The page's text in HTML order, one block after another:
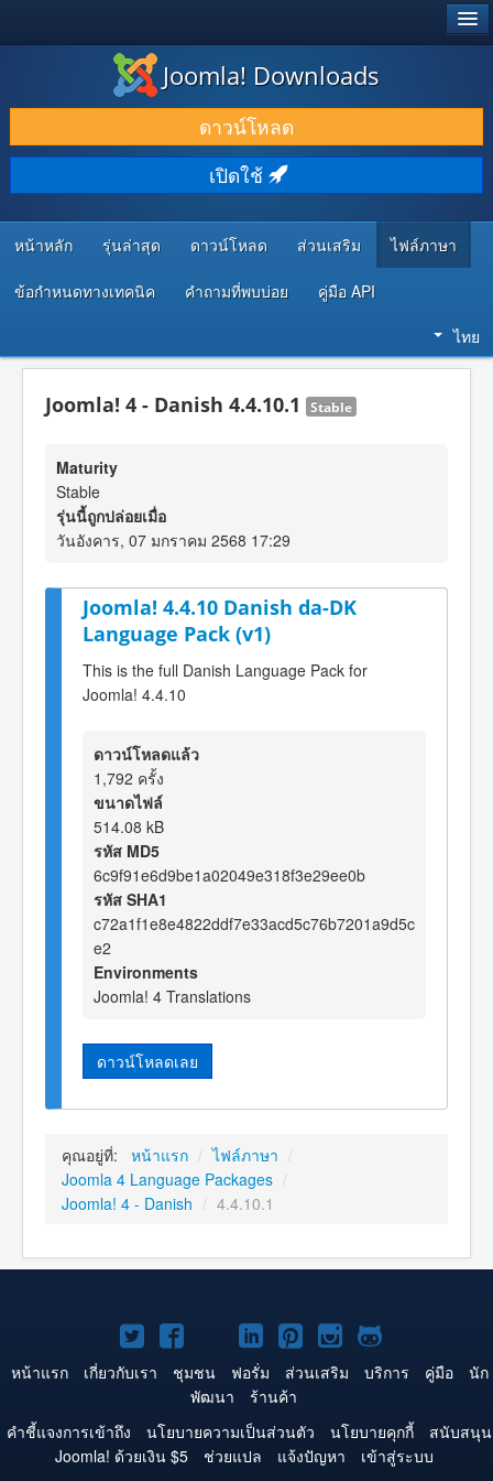
ดาวน์โหลด & ส่วนเสริม
ค้นคว้า & เรียนรู้
ชุมชน & สนับสนุน
ทรัพยากรสำหรับนักพัฒนา
Joomla! Downloads
ดาวน์โหลด
เปิดใช้
หน้าหลัก รุ่นล่าสุด ดาวน์โหลด ส่วนเสริม ไฟล์ภาษา
ข้อกำหนดทางเทคนิค คำถามที่พบบ่อย คู่มือ API
ไทย
Joomla! 4 - Danish 4.4.10.1 Stable
Maturity
Stable
รุ่นนี้ถูกปล่อยเมื่อ
วันอังคาร, 07 มกราคม 2568 17:29
Joomla! 4.4.10 Danish da-DK
Language Pack (v1)
This is the full Danish Language Pack for
Joomla! 4.4.10
ดาวน์โหลดแล้ว
1,792 ครั้ง
ขนาดไฟล์
514.08 kB
รหัส MD5
6c9f91e6d9be1a02049e318f3e29ee0b
รหัส SHA1
c72a1f1e8e4822ddf7e33acd5c76b7201a9d5c
e2
Environments
Joomla! 4 Translations
ดาวน์โหลดเลย
คุณอยู่ที่: หน้าแรก / ไฟล์ภาษา /
Joomla 4 Language Packages /
Joomla! 4 - Danish / 4.4.10.1
Joomla!
บน
Twitter
Joomla!
บน
Facebook
Joomla!
บน
YouTube
Joomla!
บน
LinkedIn
Joomla!
บน
Pinterest
Joomla!
บน
Joomla!
บน
หน้าแรก เกี่ยวกับเรา ชุมชน ฟอรั่ม ส่วนเสริม บริการ คู่มือ
นัก
พัฒนา
ร้านค้า
คำชี้แจงการเข้าถึง
นโยบายความเป็นส่วนตัว นโยบายคุกกี้
สนับสนุน
Joomla! ด้วยเงิน $5
ช่วยแปล แจ้งปัญหา
เข้าสู่ระบบ